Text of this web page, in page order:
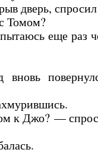
дверь,
Томом?
еще раз
к Джо? —